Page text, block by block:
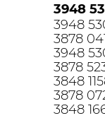
3948
3948
3878
3948
3878
3848
3878
3848